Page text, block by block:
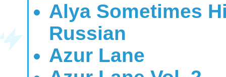
Alya Sometimes
Russian
Azur Lane